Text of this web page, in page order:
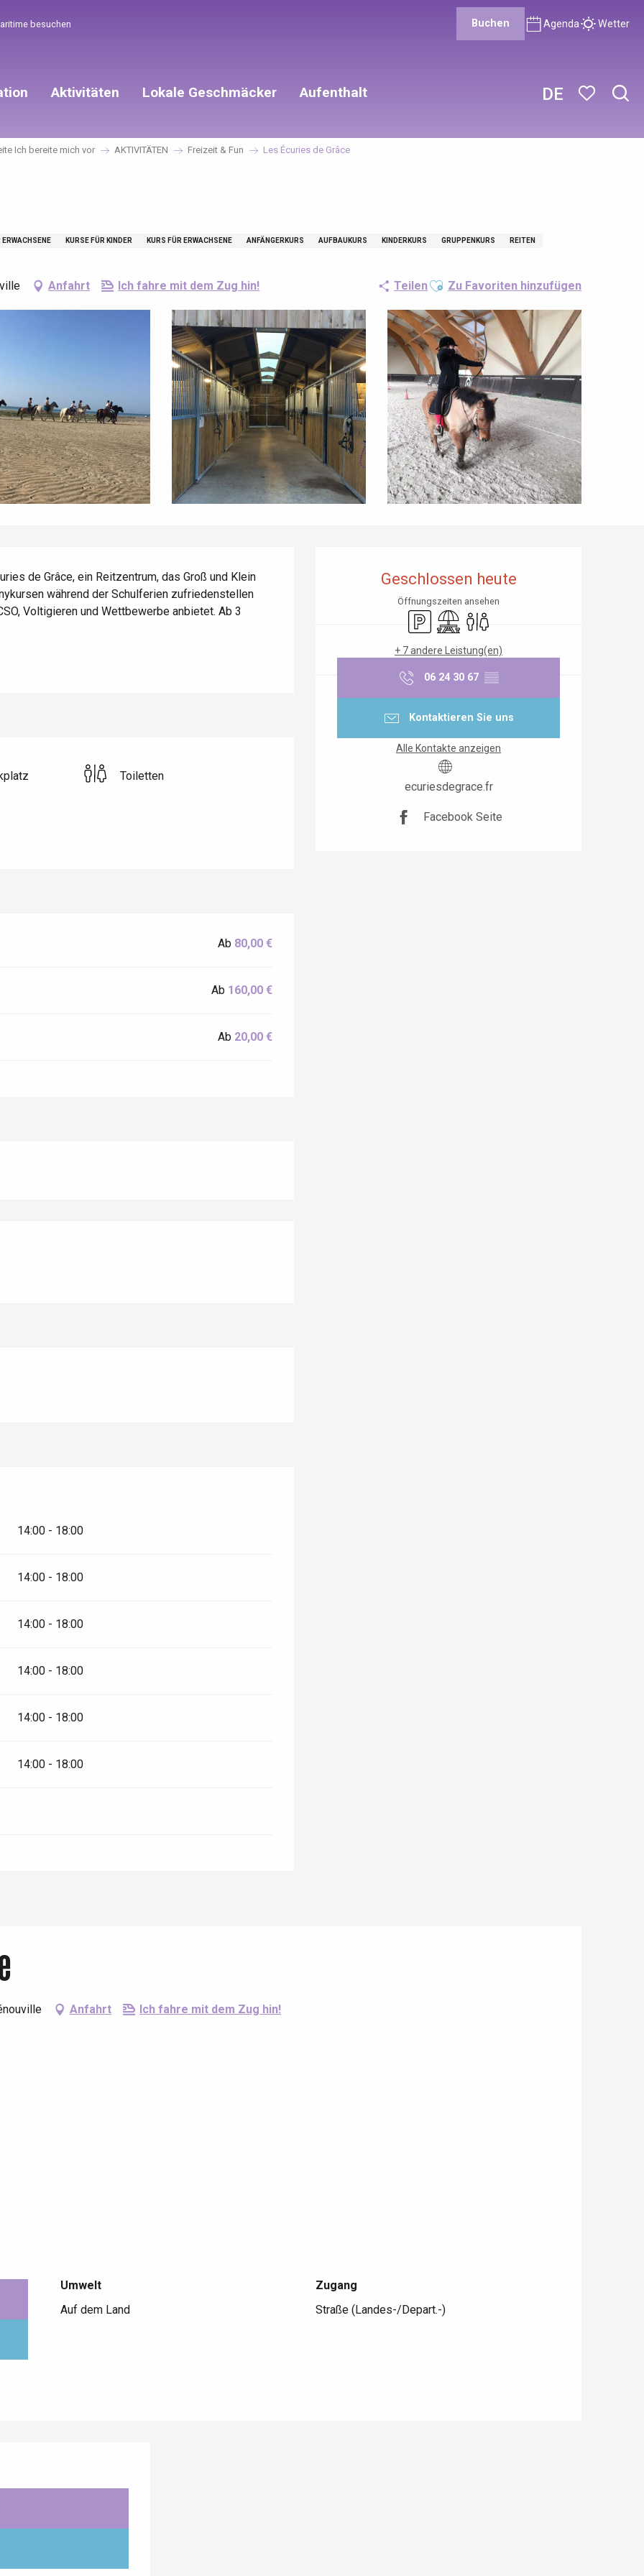
DE
besuchen Buchen Agenda Wetter
Aktivitäten Lokale Geschmäcker Aufenthalt
Ich bereite mich vor AKTIVITÄTEN Freizeit & Fun Les Écuries de Grâce
ERWACHSENE KURSE FÜR KINDER KURS FÜR ERWACHSENE ANFÄNGERKURS AUFBAUKURS KINDERKURS GRUPPENKURS
REITEN
Anfahrt Ich fahre mit dem Zug hin! TeilenAjouter aux favoris
Zu Favoriten hinzufügen
Geschlossen heute
Öffnungszeiten ansehen
ParkplatzPicknickplatz
Toiletten
+ 7 andere Leistung(en)
06 24 30 67 ▒▒
Kontaktieren Sie uns
Alle Kontakte anzeigen
ecuriesdegrace.fr
Facebook Seite
de Grâce, ein Reitzentrum, das Groß und Klein
während der Schulferien zufriedenstellen
Voltigieren und Wettbewerbe anbietet. Ab 3
Toiletten
Ab 80,00 €
Ab 160,00 €
Ab 20,00 €
14:00 - 18:00
14:00 - 18:00
14:00 - 18:00
14:00 - 18:00
14:00 - 18:00
14:00 - 18:00
Anfahrt Ich fahre mit dem Zug hin!
Umwelt
Umwelt
Auf dem Land
Zugang
Zugang
Straße (Landes-/Depart.-)